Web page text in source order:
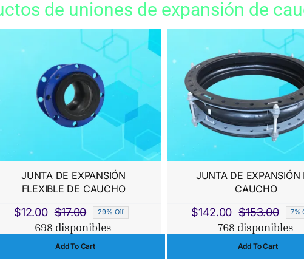
de uniones de expansión de
JUNTA DE EXPANSIÓN
FLEXIBLE DE CAUCHO
$17.00
El
precio
original
$12.00
El
precio
actual
29% Off
698 disponibles
Add To Cart
JUNTA DE EXPANSIÓN
CAUCHO
$153.00
El
$142.00
El
actual
7%
768 disponibles
Add To Cart